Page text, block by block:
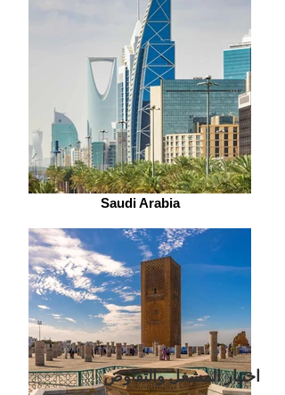
Saudi Arabia
اختيار المشغل والتفاوض